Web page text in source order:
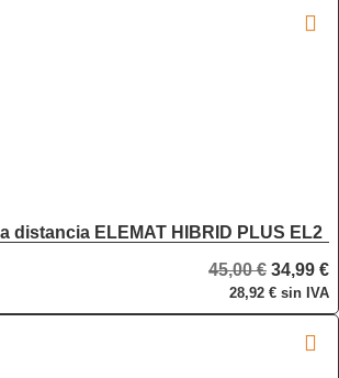
distancia ELEMAT HIBRID PLUS EL2
45,00€ 34,99 €
28,92 € sin IVA